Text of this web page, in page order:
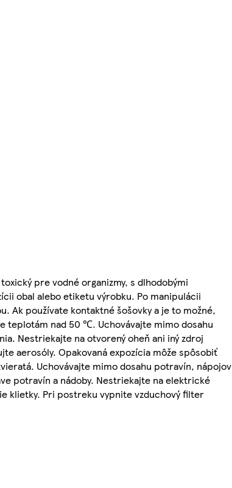
pre vodné organizmy, s dlhodobými
obal alebo etiketu výrobku. Po manipulácii
Ak používate kontaktné šošovky a je to možné,
teplotám nad 50 ℃. Uchovávajte mimo dosahu
Nestriekajte na otvorený oheň ani iný zdroj
aerosóly. Opakovaná expozícia môže spôsobiť
Uchovávajte mimo dosahu potravín, nápojov
potravín a nádoby. Nestriekajte na elektrické
klietky. Pri postreku vypnite vzduchový filter